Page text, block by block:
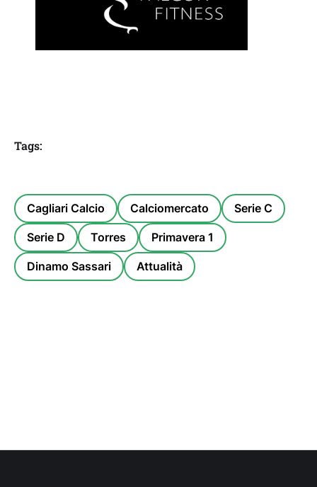
Tags:
Cagliari Calcio Calciomercato Serie C
Serie D Torres Primavera 1
Dinamo Sassari Attualità